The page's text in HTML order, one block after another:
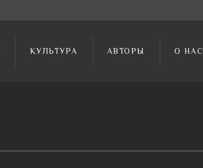
КУЛЬТУРА АВТОРЫ О НАС